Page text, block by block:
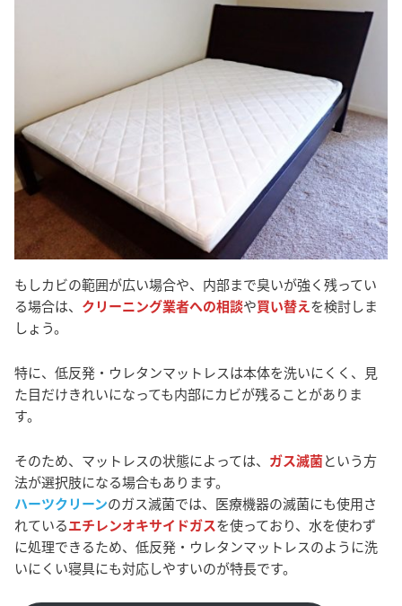
もしカビの範囲が広い場合や、内部まで臭いが強く残ってい
る場合は、 クリーニング業者への相談や買い替え を検討しま
しょう。
特に、低反発・ウレタンマットレスは本体を洗いにくく、見
た目だけきれいになっても内部にカビが残ることがありま
す。
そのため、マットレスの状態によっては、 ガス滅菌という方
法が選択肢になる場合もあります。
ハーツクリーンのガス滅菌では、医療機器の滅菌にも使用さ
れているエチレンオキサイドガスを使っており、水を使わず
に処理できるため、低反発・ウレタンマットレスのように洗
いにくい寝具にも対応しやすいのが特長です。